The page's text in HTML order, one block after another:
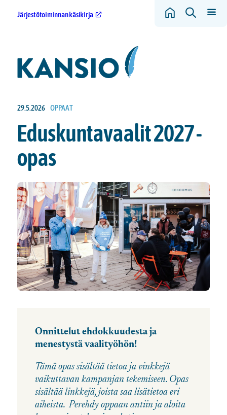
Järjestötoiminnan käsikirja
29.5.2026 OPPAAT
Eduskuntavaalit 2027 -
opas
Onnittelut ehdokkuudesta ja
menestystä vaalityöhön!
Tämä opas sisältää tietoa ja vinkkejä
vaikuttavan kampanjan tekemiseen. Opas
sisältää linkkejä, joista saa lisätietoa eri
aiheista. Perehdy oppaan antiin ja aloita